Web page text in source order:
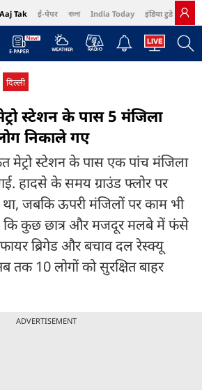
Aaj Tak ई-पेपर বাংলা India Today इंडिया टुडे हिंदी
Cosmopolitan Harper's Bazaar Northeast
दिल्ली
स्टेशन के पास 5 मंजिला
निकाले गए
मेट्रो स्टेशन के पास एक पांच मंजिला
हादसे के समय ग्राउंड फ्लोर पर
जबकि ऊपरी मंजिलों पर काम भी
कि कुछ छात्र और मजदूर मलबे में फंसे
ब्रिगेड और बचाव दल रेस्क्यू
10 लोगों को सुरक्षित बाहर
ADVERTISEMENT